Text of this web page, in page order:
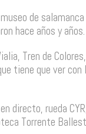
de
hace años y años.
Tren de
tiene que ver con
directo, rueda
Torrente